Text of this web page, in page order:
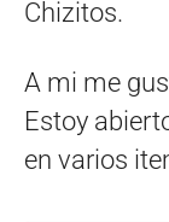
Chizitos.
A mi me
Estoy
en varios